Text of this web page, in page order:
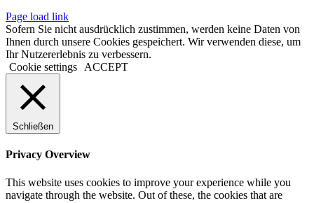
Page load link
Sofern Sie nicht ausdrücklich zustimmen, werden keine Daten von
Ihnen durch unsere Cookies gespeichert. Wir verwenden diese, um
Ihr Nutzererlebnis zu verbessern.
Cookie settings
ACCEPT
Schließen
Privacy Overview
This website uses cookies to improve your experience while you
navigate through the website. Out of these, the cookies that are